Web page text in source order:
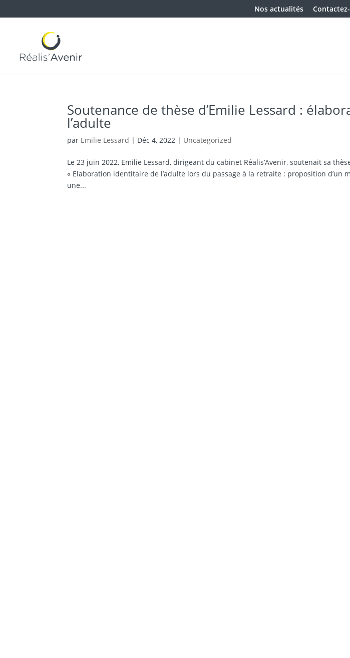
Nos actualités
Soutenance de thèse d’Emilie Lessard :
l’adulte
par Emilie Lessard | Déc 4, 2022 | Uncategorized
Le 23 juin 2022, Emilie Lessard, dirigeant du cabinet Réalis’Avenir, soutenait sa
« Elaboration identitaire de l’adulte lors du passage à la retraite : proposition d’un
une...